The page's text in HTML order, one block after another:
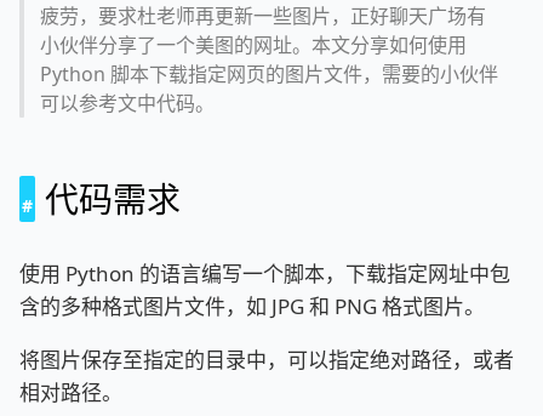
疲劳，要求杜老师再更新一些图片，正好聊天广场有
小伙伴分享了一个美图的网址。本文分享如何使用
Python 脚本下载指定网页的图片文件，需要的小伙伴
可以参考文中代码。
代码需求
使用 Python 的语言编写一个脚本，下载指定网址中包
含的多种格式图片文件，如 JPG 和 PNG 格式图片。
将图片保存至指定的目录中，可以指定绝对路径，或者
相对路径。